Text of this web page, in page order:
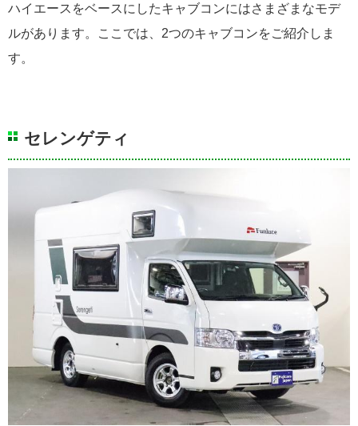
ハイエースをベースにしたキャブコンにはさまざまなモデ
ルがあります。ここでは、2つのキャブコンをご紹介しま
す。
セレンゲティ